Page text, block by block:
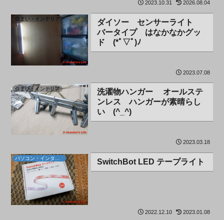
2023.10.31 2026.08.04
住まい・インテリア
ダイソー センサーライト
バータイプ はなかなかグッ
ド (*ﾟ▽ﾟ)ﾉ
2023.07.08
住まい・インテリア
洗濯物ハンガー オールステ
ンレス ハンガーが素晴らし
い (^_^)
2023.03.18
パソコン・インターネット SwitchBot LED テープライト
2022.12.10 2023.01.08